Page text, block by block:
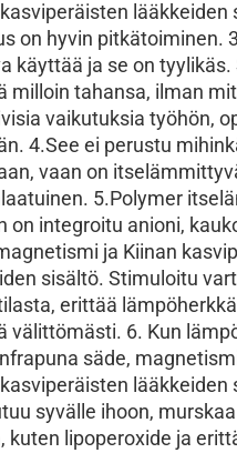
lääkkeiden
on hyvin pitkätoiminen.
käyttää ja se on tyylikäs.
milloin tahansa, ilman
vaikutuksia työhön,
4.See ei perustu
vaan on
5.Polymer
on integroitu anioni,
ja Kiinan
sisältö. Stimuloitu
erittää
välittömästi. 6. Kun
säde,
lääkkeiden
syvälle ihoon,
kuten lipoperoxide ja